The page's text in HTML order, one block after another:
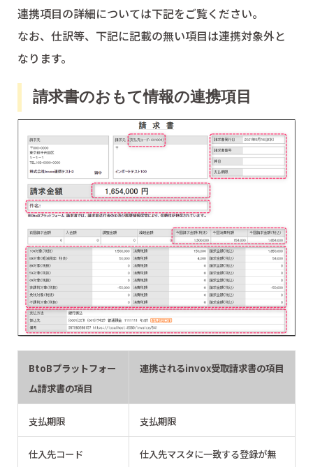
連携項目の詳細については下記をご覧ください。
なお、仕訳等、下記に記載の無い項目は連携対象外と
なります。
請求書のおもて情報の連携項目
BtoBプラットフォー
ム請求書の項目
連携されるinvox受取請求書の項目
支払期限 支払期限
仕入先コード
仕入先マスタに一致する登録が無